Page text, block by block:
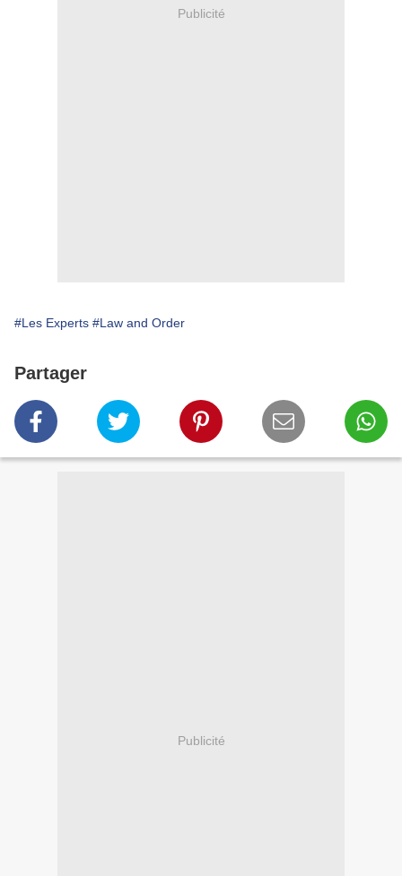
Publicité
#Les Experts #Law and Order
Partager
Publicité